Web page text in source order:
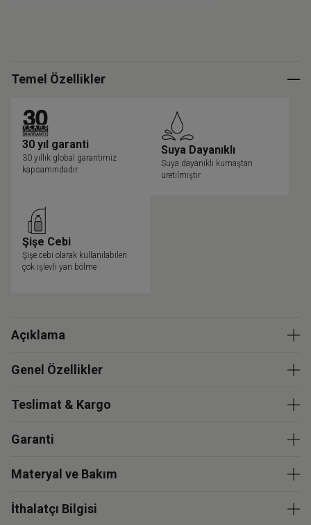
Temel Özellikler
30 yıl garanti
30 yıllık global garantimiz
kapsamındadır
Suya Dayanıklı
Suya dayanıklı kumaştan
üretilmiştir
Şişe Cebi
Şişe cebi olarak kullanılabilen
çok işlevli yan bölme
Açıklama
Genel Özellikler
Teslimat & Kargo
Garanti
Materyal ve Bakım
İthalatçı Bilgisi